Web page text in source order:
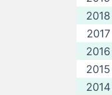
2018
2017
2016
2015
2014